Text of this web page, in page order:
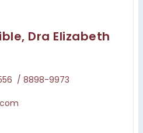
Dra Elizabeth
/ 8898-9973